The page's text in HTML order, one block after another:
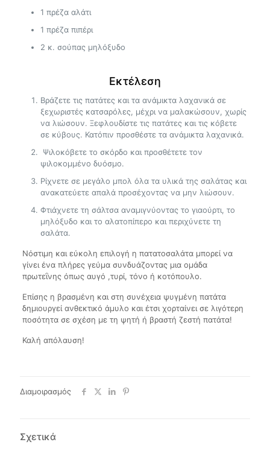
1 πρέζα αλάτι
1 πρέζα πιπέρι
2 κ. σούπας μηλόξυδο
Εκτέλεση
Βράζετε τις πατάτες και τα ανάμικτα λαχανικά σε
ξεχωριστές κατσαρόλες, μέχρι να μαλακώσουν, χωρίς
να λιώσουν. Ξεφλουδίστε τις πατάτες και τις κόβετε
σε κύβους. Κατόπιν προσθέστε τα ανάμικτα λαχανικά.
Ψιλοκόβετε το σκόρδο και προσθέτετε τον
ψιλοκομμένο δυόσμο.
Ρίχνετε σε μεγάλο μπολ όλα τα υλικά της σαλάτας και
ανακατεύετε απαλά προσέχοντας να μην λιώσουν.
Φτιάχνετε τη σάλτσα αναμιγνύοντας το γιαούρτι, το
μηλόξυδο και το αλατοπίπερο και περιχύνετε τη
σαλάτα.
Νόστιμη και εύκολη επιλογή η πατατοσαλάτα μπορεί να
γίνει ένα πλήρες γεύμα συνδυάζοντας μια ομάδα
πρωτεΐνης όπως αυγό ,τυρί, τόνο ή κοτόπουλο.
Επίσης η βρασμένη και στη συνέχεια ψυγμένη πατάτα
δημιουργεί ανθεκτικό άμυλο και έτσι χορταίνει σε λιγότερη
ποσότητα σε σχέση με τη ψητή ή βραστή ζεστή πατάτα!
Καλή απόλαυση!
Διαμοιρασμός
Σχετικά